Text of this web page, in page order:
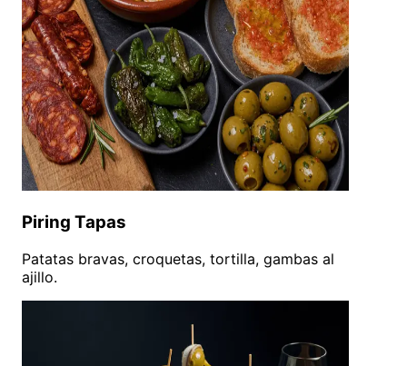
Piring Tapas
Patatas bravas, croquetas, tortilla, gambas al
ajillo.